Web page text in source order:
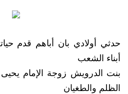
حدثي أولادي بان أباهم قدم
أبناء الشعب
بنت الدرويش زوجة الإمام
الظلم والطغيان